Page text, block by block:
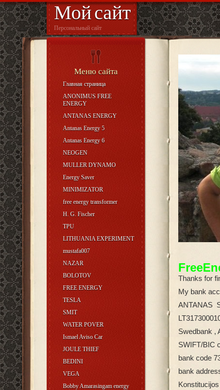
Мой сайт
Персональный сайт
Меню сайта
Главная страница
ANONIMUS FREE
ENERGY
ANTANAS ENERGY
Antanas Energy 5
Antanas Energy 6
NEOGEN
MULLER DYNAMO
Energy Saver
MINIMIZATOR
free energy transformer
H. G. Fischer
TPU
LITHUANIA EXPERIMENT
mustafa007
NAZAR
BOLOTOV
FREE ENERGY
TESLA
SMIT
WATER POVER
Ismael Aviso Car
JOULE THIEF
BEDINI
VEGA
Bobby Amarasingam energy
Thanks for
My bank
ANTANAS
Swedbank ,
SWIFT/BIC
bank code
bank